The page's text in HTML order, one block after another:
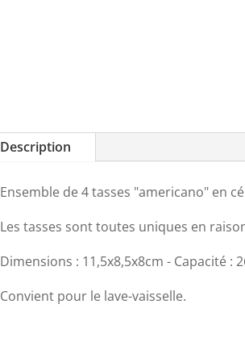
Description
Ensemble de 4 tasses "americano" en
Les tasses sont toutes uniques en
Dimensions : 11,5x8,5x8cm - Capacité :
Convient pour le lave-vaisselle.